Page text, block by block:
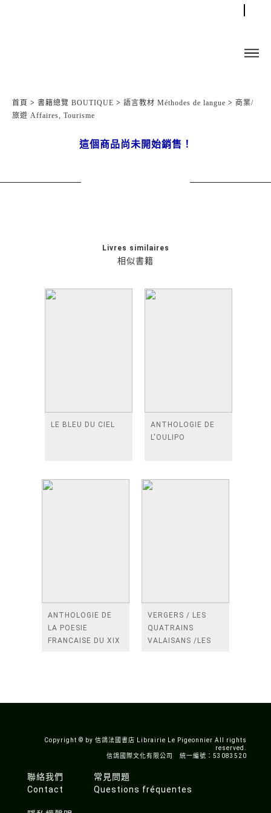
首頁 > 書籍總覽 BOUTIQUE > 語言教材 Méthodes de langue > 商業/
旅遊 Affaires, Tourisme
這個商品尚未開始銷售！
相似書籍
Livres similaires
LE BLEU DU CIEL
ANTHOLOGIE DE
L'OULIPO
ANTHOLOGIE DE
LA POESIE
FRANCAISE DU XIX
VERGERS / LES
QUATRAINS
VALAISANS /LES
Copyright © by 信鴿法國書店 Librairie Le Pigeonnier All rights
reserved.
信鴿國際文化有限公司 統一編號：53083520
聯絡我們
Contact
常見問題
Questions fréquentes